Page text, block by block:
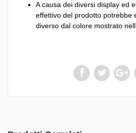
A causa dei diversi display ed
effettivo del prodotto potrebbe
diverso dal colore mostrato